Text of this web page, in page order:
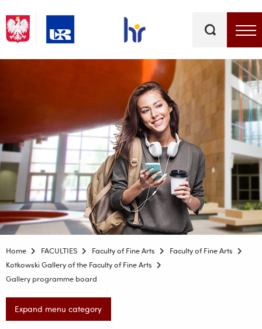
Home FACULTIES Faculty of Fine Arts
Faculty of Fine Arts
Kotkowski Gallery of the Faculty of Fine Arts
Gallery programme board
Expand menu category